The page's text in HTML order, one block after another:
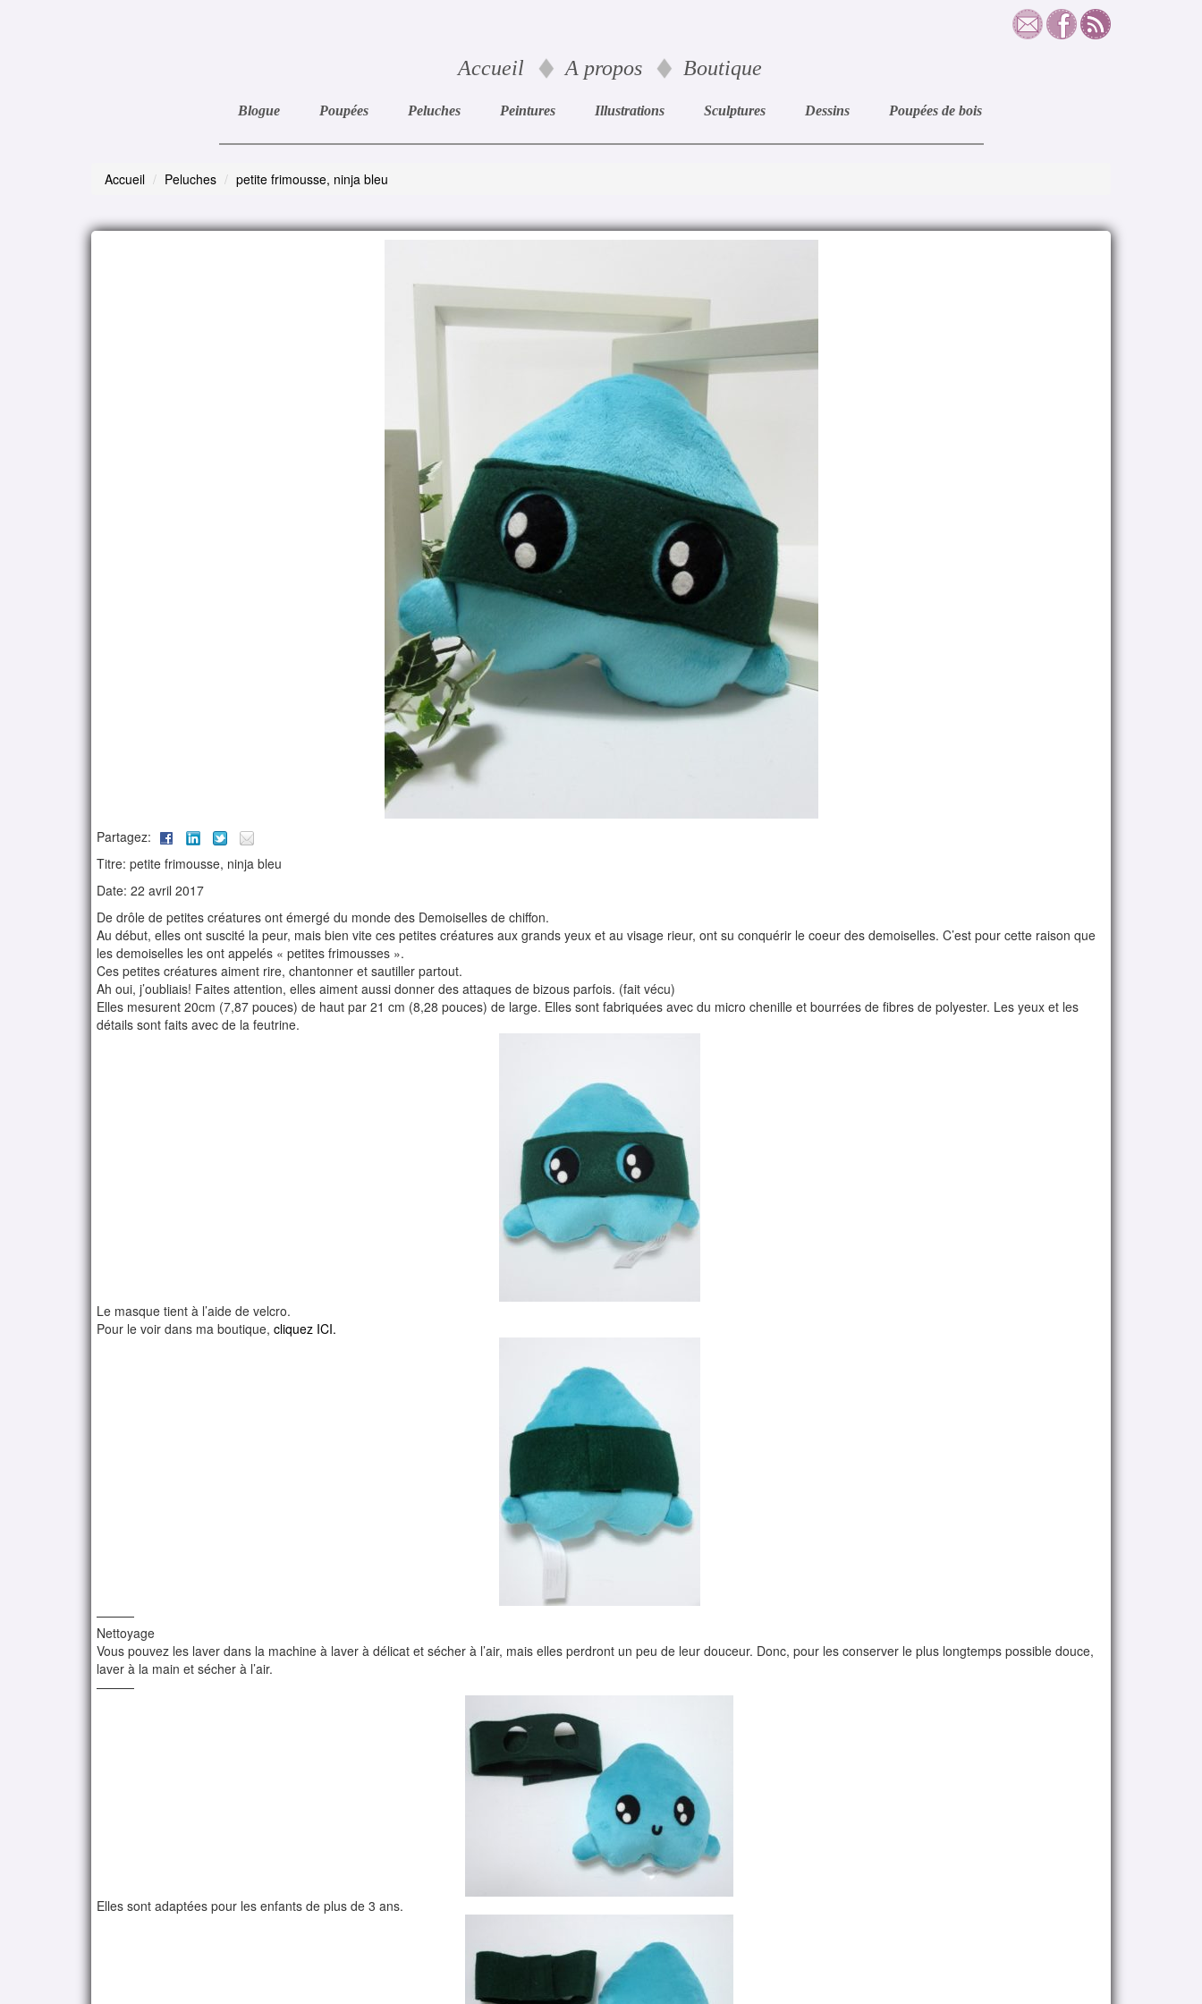
Accueil A propos Boutique
Blogue Poupées Peluches Peintures Illustrations Sculptures Dessins Poupées de bois
Accueil Peluches petite frimousse, ninja bleu
Partagez:
Titre: petite frimousse, ninja bleu
Date: 22 avril 2017
De drôle de petites créatures ont émergé du monde des Demoiselles de chiffon.
Au début, elles ont suscité la peur, mais bien vite ces petites créatures aux grands yeux et au visage rieur, ont su conquérir le coeur des demoiselles. C’est pour cette raison que
les demoiselles les ont appelés « petites frimousses ».
Ces petites créatures aiment rire, chantonner et sautiller partout.
Ah oui, j’oubliais! Faites attention, elles aiment aussi donner des attaques de bizous parfois. (fait vécu)
Elles mesurent 20cm (7,87 pouces) de haut par 21 cm (8,28 pouces) de large. Elles sont fabriquées avec du micro chenille et bourrées de fibres de polyester. Les yeux et les
détails sont faits avec de la feutrine.
Le masque tient à l’aide de velcro.
Pour le voir dans ma boutique, cliquez ICI.
———
Nettoyage
Vous pouvez les laver dans la machine à laver à délicat et sécher à l’air, mais elles perdront un peu de leur douceur. Donc, pour les conserver le plus longtemps possible douce,
laver à la main et sécher à l’air.
———
Elles sont adaptées pour les enfants de plus de 3 ans.